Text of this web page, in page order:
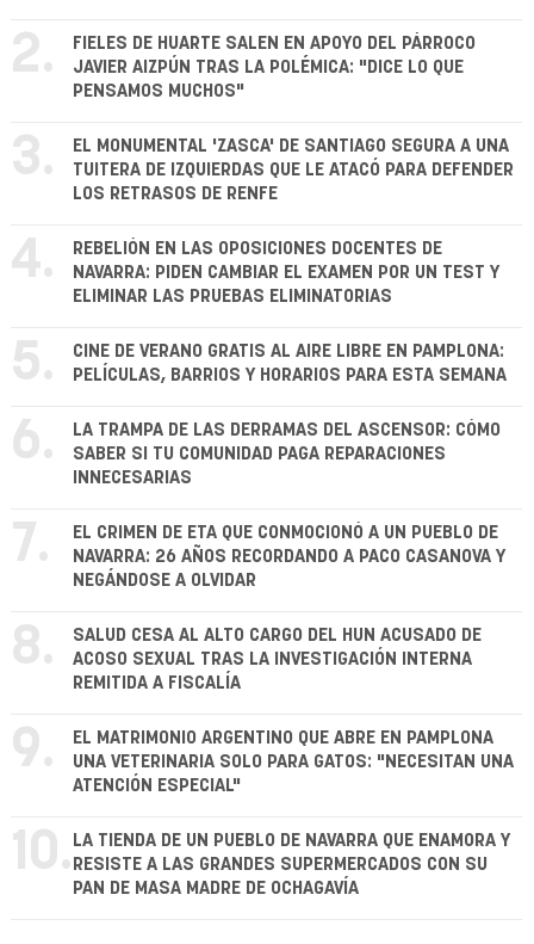
2.
FIELES DE HUARTE SALEN EN APOYO DEL PÁRROCO
JAVIER AIZPÚN TRAS LA POLÉMICA: "DICE LO QUE
PENSAMOS MUCHOS"
3.
EL MONUMENTAL 'ZASCA' DE SANTIAGO SEGURA A UNA
TUITERA DE IZQUIERDAS QUE LE ATACÓ PARA DEFENDER
LOS RETRASOS DE RENFE
4.
REBELIÓN EN LAS OPOSICIONES DOCENTES DE
NAVARRA: PIDEN CAMBIAR EL EXAMEN POR UN TEST Y
ELIMINAR LAS PRUEBAS ELIMINATORIAS
5.
CINE DE VERANO GRATIS AL AIRE LIBRE EN PAMPLONA:
PELÍCULAS, BARRIOS Y HORARIOS PARA ESTA SEMANA
6.
LA TRAMPA DE LAS DERRAMAS DEL ASCENSOR: CÓMO
SABER SI TU COMUNIDAD PAGA REPARACIONES
INNECESARIAS
7.
EL CRIMEN DE ETA QUE CONMOCIONÓ A UN PUEBLO DE
NAVARRA: 26 AÑOS RECORDANDO A PACO CASANOVA Y
NEGÁNDOSE A OLVIDAR
8.
SALUD CESA AL ALTO CARGO DEL HUN ACUSADO DE
ACOSO SEXUAL TRAS LA INVESTIGACIÓN INTERNA
REMITIDA A FISCALÍA
9.
EL MATRIMONIO ARGENTINO QUE ABRE EN PAMPLONA
UNA VETERINARIA SOLO PARA GATOS: "NECESITAN UNA
ATENCIÓN ESPECIAL"
10. LA TIENDA DE UN PUEBLO DE NAVARRA QUE ENAMORA Y
RESISTE A LAS GRANDES SUPERMERCADOS CON SU
PAN DE MASA MADRE DE OCHAGAVÍA